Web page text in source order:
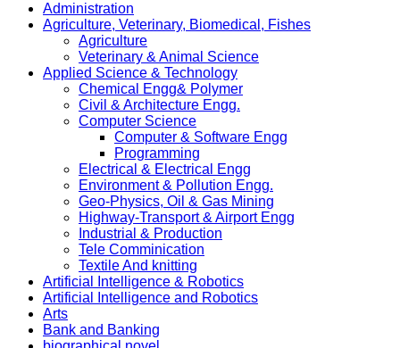
Administration
Agriculture, Veterinary, Biomedical, Fishes
Agriculture
Veterinary & Animal Science
Applied Science & Technology
Chemical Engg& Polymer
Civil & Architecture Engg.
Computer Science
Computer & Software Engg
Programming
Electrical & Electrical Engg
Environment & Pollution Engg.
Geo-Physics, Oil & Gas Mining
Highway-Transport & Airport Engg
Industrial & Production
Tele Comminication
Textile And knitting
Artificial Intelligence & Robotics
Artificial Intelligence and Robotics
Arts
Bank and Banking